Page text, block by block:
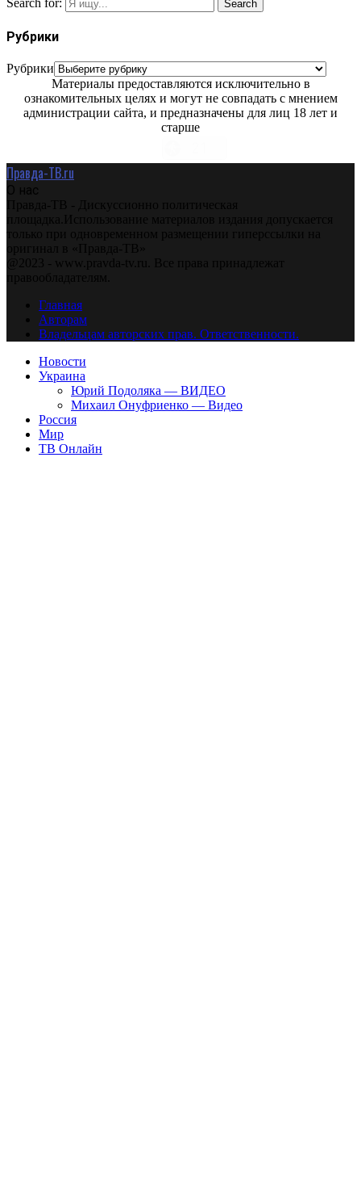
Search
Рубрики
Рубрики
Материалы предоставляются исключительно в
ознакомительных целях и могут не совпадать с мнением
администрации сайта, и предназначены для лиц 18 лет и
старше
Правда-ТВ.ru
О нас
Правда-ТВ - Дискуссионно политическая
площадка.Использование материалов издания допускается
только при одновременном размещении гиперссылки на
оригинал в «Правда-ТВ»
@2023 - www.pravda-tv.ru. Все права принадлежат
правообладателям.
Главная
Авторам
Владельцам авторских прав. Ответственности.
Новости
Украина
Юрий Подоляка — ВИДЕО
Михаил Онуфриенко — Видео
Россия
Мир
ТВ Онлайн